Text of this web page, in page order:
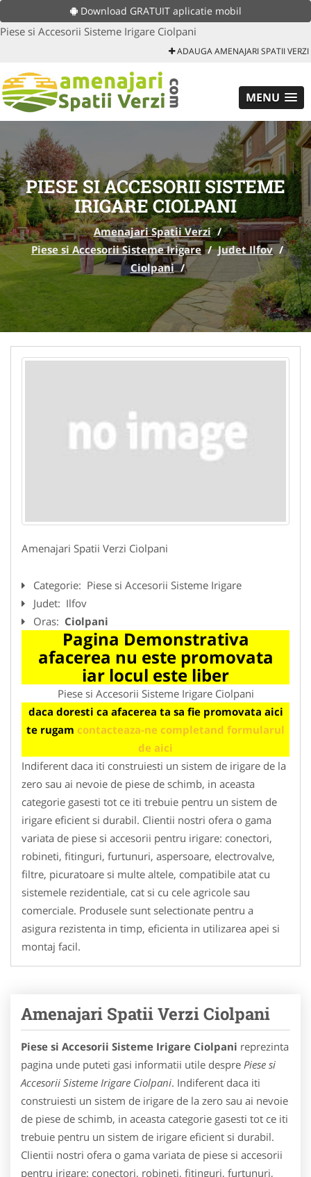
Download GRATUIT aplicatie mobil
Piese si Accesorii Sisteme Irigare Ciolpani
ADAUGA AMENAJARI SPATII VERZI
MENU
PIESE SI ACCESORII SISTEME
IRIGARE CIOLPANI
Amenajari Spatii Verzi /
Piese si Accesorii Sisteme Irigare / Judet Ilfov /
Ciolpani /
Amenajari Spatii Verzi Ciolpani
Categorie: Piese si Accesorii Sisteme Irigare
Judet: Ilfov
Oras: Ciolpani
Pagina Demonstrativa
afacerea nu este promovata
iar locul este liber
Piese si Accesorii Sisteme Irigare Ciolpani
daca doresti ca afacerea ta sa fie promovata aici
te rugam contacteaza-ne completand formularul
de aici
Indiferent daca iti construiesti un sistem de irigare de la
zero sau ai nevoie de piese de schimb, in aceasta
categorie gasesti tot ce iti trebuie pentru un sistem de
irigare eficient si durabil. Clientii nostri ofera o gama
variata de piese si accesorii pentru irigare: conectori,
robineti, fitinguri, furtunuri, aspersoare, electrovalve,
filtre, picuratoare si multe altele, compatibile atat cu
sistemele rezidentiale, cat si cu cele agricole sau
comerciale. Produsele sunt selectionate pentru a
asigura rezistenta in timp, eficienta in utilizarea apei si
montaj facil.
Amenajari Spatii Verzi Ciolpani
Piese si Accesorii Sisteme Irigare Ciolpani reprezinta
pagina unde puteti gasi informatii utile despre Piese si
Accesorii Sisteme Irigare Ciolpani. Indiferent daca iti
construiesti un sistem de irigare de la zero sau ai nevoie
de piese de schimb, in aceasta categorie gasesti tot ce iti
trebuie pentru un sistem de irigare eficient si durabil.
Clientii nostri ofera o gama variata de piese si accesorii
pentru irigare: conectori, robineti, fitinguri, furtunuri,